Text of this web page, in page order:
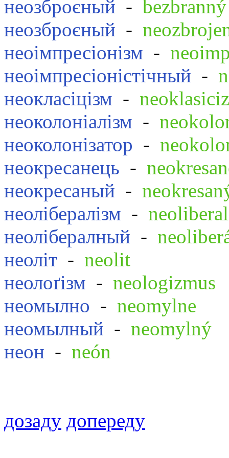
неозброєный - bezbranný
неозброєный -
неоімпресіонізм -
неоімпресіоністічный -
неокласіцізм -
неоколоніалізм -
неоколонізатор -
неокресанець -
неокресаный -
неолібералізм -
неолібералный -
неоліт - neolit
неолоґізм - neologizmus
неомылно - neomylne
неомылный - neomylný
неон - neón
дозаду допереду